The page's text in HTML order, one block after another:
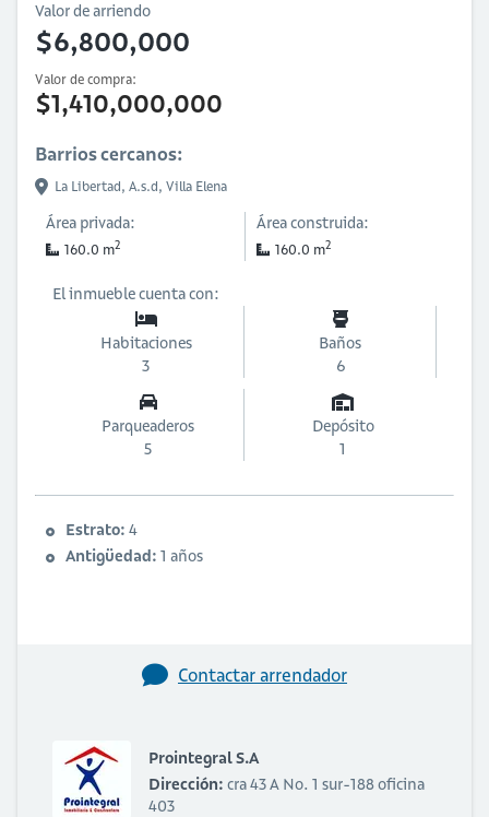
Valor de arriendo
$6,800,000
Valor de compra:
$1,410,000,000
Barrios cercanos:
La Libertad, A.s.d, Villa Elena
Área privada:
160.0 m2
Área construida:
160.0 m2
El inmueble cuenta con:
Habitaciones
3
Baños
6
Parqueaderos
5
Depósito
1
Estrato: 4
Antigüedad: 1 años
Contactar arrendador
Prointegral S.A
Dirección: cra 43 A No. 1 sur-188 oficina
403